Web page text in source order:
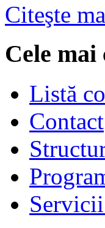
Citeşte
Cele
Listă
Contact